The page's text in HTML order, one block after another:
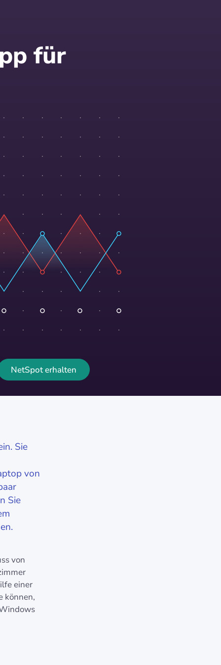
für
NetSpot erhalten
Sie
von
Sie
von
einer
können,